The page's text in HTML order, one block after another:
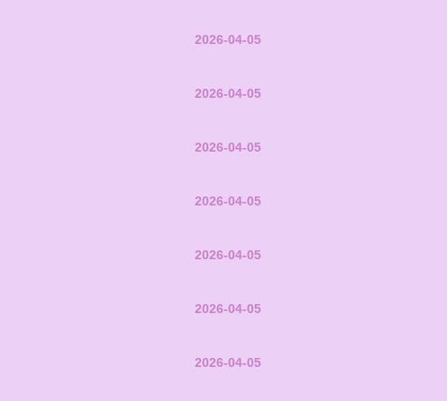
2026-04-05
2026-04-05
2026-04-05
2026-04-05
2026-04-05
2026-04-05
2026-04-05